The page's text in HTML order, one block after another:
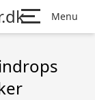
Menu